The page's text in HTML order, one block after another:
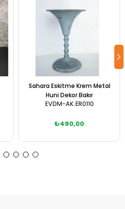
Sahara Eskitme Krem Metal
Huni Dekor Bakır
EVDM-AK.ER0110
₺490,00